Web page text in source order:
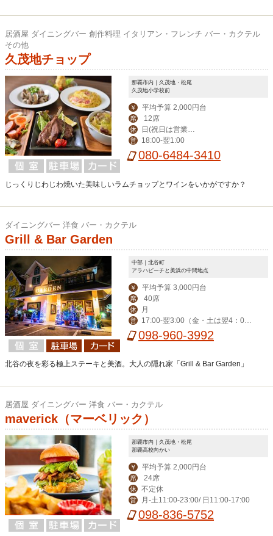
居酒屋 ダイニングバー 創作料理 イタリアン・フレンチ バー・カクテル
その他
久茂地チョップ
那覇市内｜久茂地・松尾
久茂地小学校前
￥ 平均予算 2,000円台
席 12席
休
月曜振替休)
営 18:00‐翌1:00
080-6484-3410
じっくりじわじわ焼いた美味しいラムチョップとワインをいかがですか？
ダイニングバー 洋食 バー・カクテル
Grill & Bar Garden
中部｜北谷町
アラハビーチと美浜の中間地点
￥ 平均予算 3,000円台
席 40席
休 月
営
17:00-翌3:00（金・土は翌4：00
迄） ※ハッピーアワー17:00-19:00
098-960-3992
北谷の夜を彩る極上ステーキと美酒。大人の隠れ家「Grill & Bar Garden」
居酒屋 ダイニングバー 洋食 バー・カクテル
maverick（マーベリック）
那覇市内｜久茂地・松尾
那覇高校向かい
￥ 平均予算 2,000円台
席 24席
休 不定休
営 月-土11:00-23:00/ 日11:00-17:00
098-836-5752